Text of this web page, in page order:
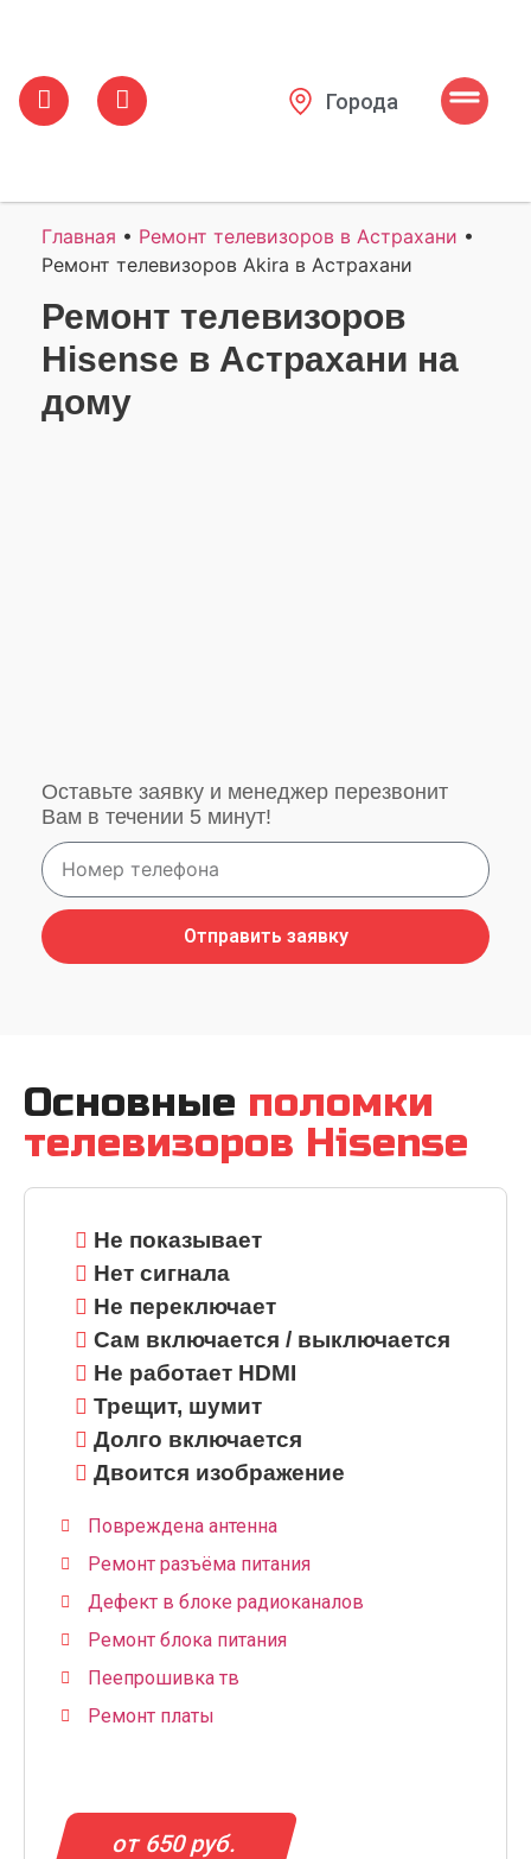
Города
Главная • Ремонт телевизоров в Астрахани •
Ремонт телевизоров Akira в Астрахани
Ремонт телевизоров
Hisense в Астрахани на
дому
Оставьте заявку и менеджер перезвонит
Вам в течении 5 минут!
Отправить заявку
Основные поломки
телевизоров Hisense
Не показывает
Нет сигнала
Не переключает
Сам включается / выключается
Не работает HDMI
Трещит, шумит
Долго включается
Двоится изображение
Повреждена антенна
Ремонт разъёма питания
Дефект в блоке радиоканалов
Ремонт блока питания
Пеепрошивка тв
Ремонт платы
от 650 руб.